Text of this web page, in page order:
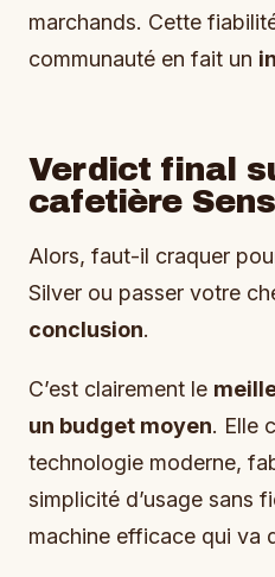
marchands. Cette
communauté en fait un
Verdict final
cafetière
Alors, faut-il craquer
Silver ou passer votre
conclusion.
C’est clairement le
un budget moyen. Elle
technologie moderne,
simplicité d’usage sans
machine efficace qui va